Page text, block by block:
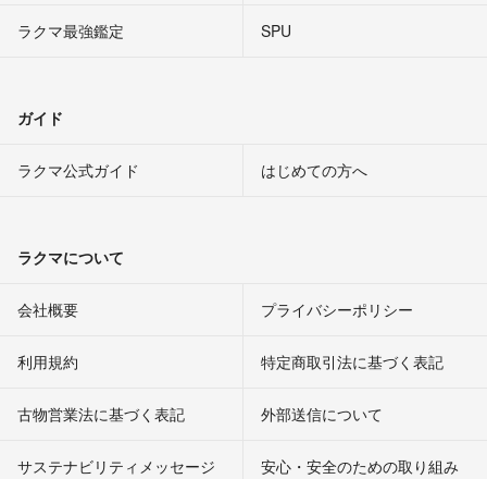
ラクマ最強鑑定
SPU
ガイド
ラクマ公式ガイド はじめての方へ
ラクマについて
会社概要 プライバシーポリシー
利用規約 特定商取引法に基づく表記
古物営業法に基づく表記 外部送信について
サステナビリティメッセージ 安心・安全のための取り組み